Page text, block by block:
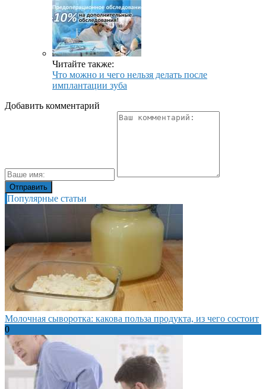
Читайте также:
Что можно и чего нельзя делать после
имплантации зуба
Добавить комментарий
Популярные статьи
Молочная сыворотка: какова польза продукта, из чего состоит
0